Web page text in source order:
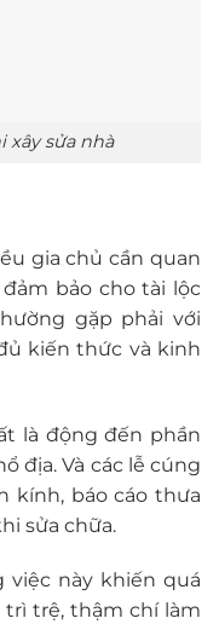
xây sửa nhà
gia chủ cần quan
bảo cho tài lộc
gặp phải với
kiến thức và kinh
là động đến phần
địa. Và các lễ cúng
kính, báo cáo thưa
sửa chữa.
việc này khiến quá
trệ, thậm chí làm